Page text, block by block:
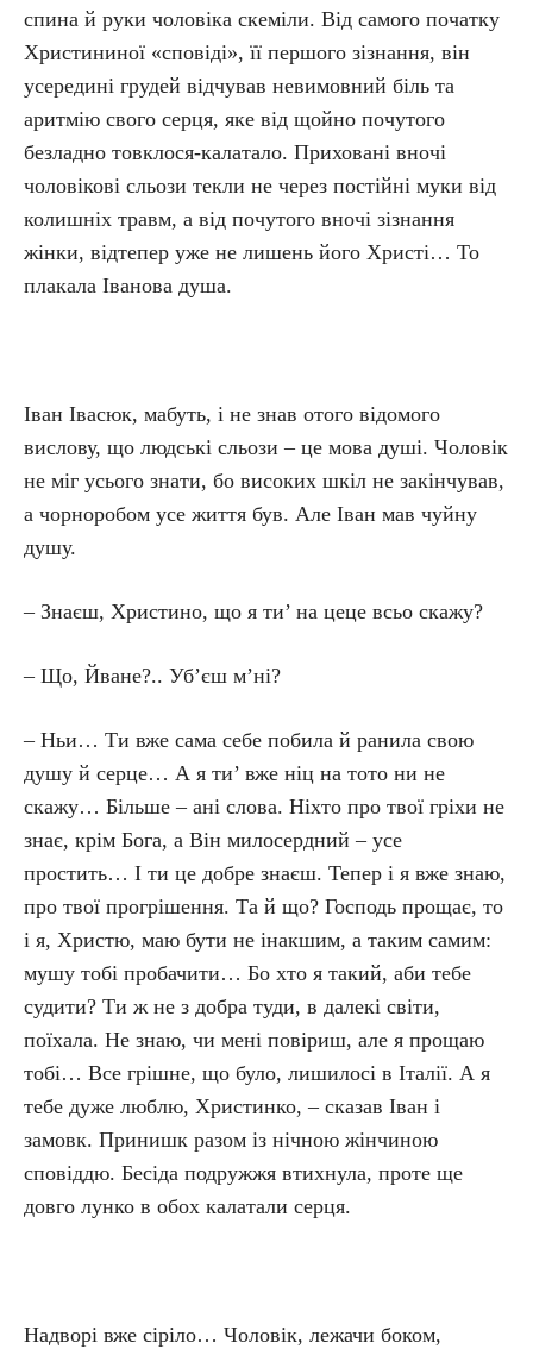
спина й руки чоловіка скеміли. Від самого початку
Христининої «сповіді», її першого зізнання, він
усередині грудей відчував невимовний біль та
аритмію свого серця, яке від щойно почутого
безладно товклося-калатало. Приховані вночі
чоловікові сльози текли не через постійні муки від
колишніх травм, а від почутого вночі зізнання
жінки, відтепер уже не лишень його Христі… То
плакала Іванова душа.
Іван Івасюк, мабуть, і не знав отого відомого
вислову, що людські сльози – це мова душі. Чоловік
не міг усього знати, бо високих шкіл не закінчував,
а чорноробом усе життя був. Але Іван мав чуйну
душу.
– Знаєш, Христино, що я ти’ на цеце всьо скажу?
– Що, Йване?.. Уб’єш м’ні?
– Ньи… Ти вже сама себе побила й ранила свою
душу й серце… А я ти’ вже ніц на тото ни не
скажу… Більше – ані слова. Ніхто про твої гріхи не
знає, крім Бога, а Він милосердний – усе
простить… І ти це добре знаєш. Тепер і я вже знаю,
про твої прогрішення. Та й що? Господь прощає, то
і я, Христю, маю бути не інакшим, а таким самим:
мушу тобі пробачити… Бо хто я такий, аби тебе
судити? Ти ж не з добра туди, в далекі світи,
поїхала. Не знаю, чи мені повіриш, але я прощаю
тобі… Все грішне, що було, лишилосі в Італії. А я
тебе дуже люблю, Христинко, – сказав Іван і
замовк. Принишк разом із нічною жінчиною
сповіддю. Бесіда подружжя втихнула, проте ще
довго лунко в обох калатали серця.
Надворі вже сіріло… Чоловік, лежачи боком,